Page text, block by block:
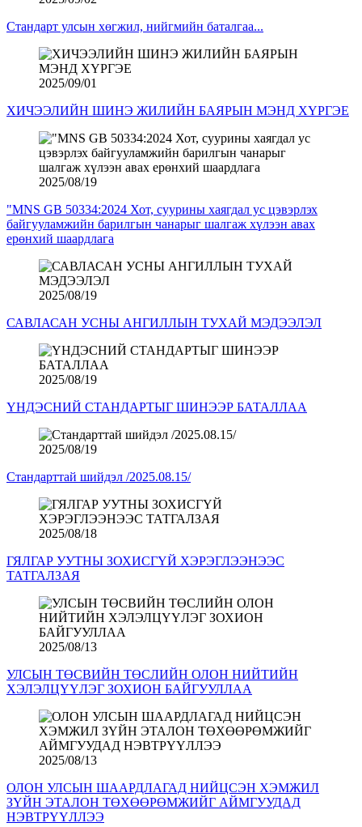
Стандарт улсын хөгжил, нийгмийн баталгаа...
2025/09/01
ХИЧЭЭЛИЙН ШИНЭ ЖИЛИЙН БАЯРЫН МЭНД ХҮРГЭЕ
2025/08/19
"MNS GB 50334:2024 Хот, суурины хаягдал ус цэвэрлэх
байгууламжийн барилгын чанарыг шалгаж хүлээн авах
ерөнхий шаардлага
2025/08/19
САВЛАСАН УСНЫ АНГИЛЛЫН ТУХАЙ МЭДЭЭЛЭЛ
2025/08/19
ҮНДЭСНИЙ СТАНДАРТЫГ ШИНЭЭР БАТАЛЛАА
2025/08/19
Стандарттай шийдэл /2025.08.15/
2025/08/18
ГЯЛГАР УУТНЫ ЗОХИСГҮЙ ХЭРЭГЛЭЭНЭЭС
ТАТГАЛЗАЯ
2025/08/13
УЛСЫН ТӨСВИЙН ТӨСЛИЙН ОЛОН НИЙТИЙН
ХЭЛЭЛЦҮҮЛЭГ ЗОХИОН БАЙГУУЛЛАА
2025/08/13
ОЛОН УЛСЫН ШААРДЛАГАД НИЙЦСЭН ХЭМЖИЛ
ЗҮЙН ЭТАЛОН ТӨХӨӨРӨМЖИЙГ АЙМГУУДАД
НЭВТРҮҮЛЛЭЭ